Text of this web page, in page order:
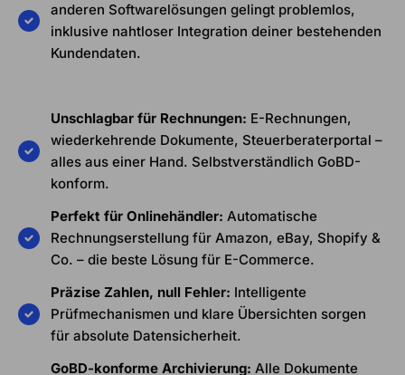
Unschlagbar für Rechnungen: E-Rechnungen,
wiederkehrende Dokumente, Steuerberaterportal –
alles aus einer Hand. Selbstverständlich GoBD-
konform.
Perfekt für Onlinehändler: Automatische
Rechnungserstellung für Amazon, eBay, Shopify &
Co. – die beste Lösung für E-Commerce.
Präzise Zahlen, null Fehler: Intelligente
Prüfmechanismen und klare Übersichten sorgen
für absolute Datensicherheit.
GoBD-konforme Archivierung: Alle Dokumente
anderen Softwarelösungen gelingt problemlos,
inklusive nahtloser Integration deiner bestehenden
Kundendaten.